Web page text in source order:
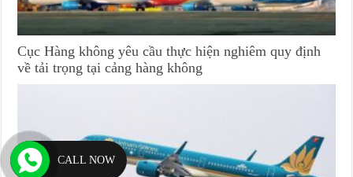
Cục Hàng không yêu cầu thực hiện nghiêm quy định
về tải trọng tại cảng hàng không
CALL NOW